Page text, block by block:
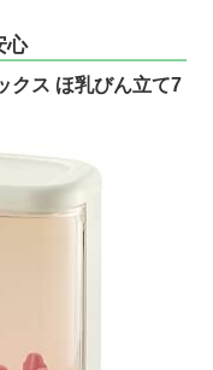
心
クス ほ乳びん立て7